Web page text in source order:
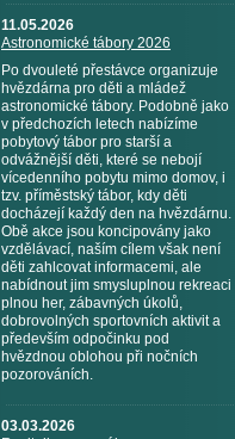
11.05.2026
Astronomické tábory 2026
Po dvouleté přestávce organizuje
hvězdárna pro děti a mládež
astronomické tábory. Podobně jako
v předchozích letech nabízíme
pobytový tábor pro starší a
odvážnější děti, které se nebojí
vícedenního pobytu mimo domov, i
tzv. příměstský tábor, kdy děti
docházejí každý den na hvězdárnu.
Obě akce jsou koncipovány jako
vzdělávací, naším cílem však není
děti zahlcovat informacemi, ale
nabídnout jim smysluplnou rekreaci
plnou her, zábavných úkolů,
dobrovolných sportovních aktivit a
především odpočinku pod
hvězdnou oblohou při nočních
pozorováních.
03.03.2026